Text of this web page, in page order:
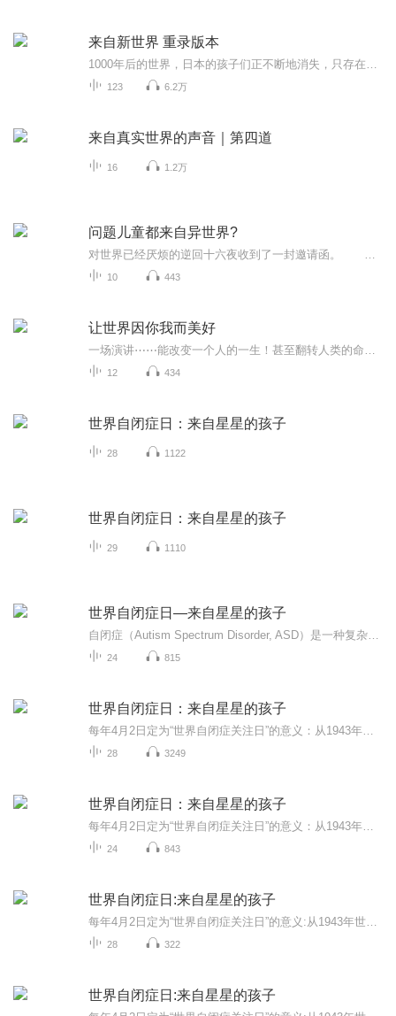
来自新世界 重录版本
123 6.2万
来自真实世界的声音｜第四道
16 1.2万
问题儿童都来自异世界?
10 443
让世界因你我而美好
12 434
世界自闭症日：来自星星的孩子
28 1122
世界自闭症日：来自星星的孩子
29 1110
世界自闭症日—来自星星的孩子
24 815
世界自闭症日：来自星星的孩子
28 3249
世界自闭症日：来自星星的孩子
24 843
世界自闭症日:来自星星的孩子
28 322
世界自闭症日:来自星星的孩子